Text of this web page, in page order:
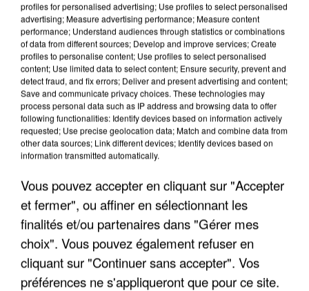
UNE TOURISTE DE L’OISE EMPORTÉE PAR UNE
COULÉE DE BOUE EN HAUTE-SAVOIE
profiles for personalised advertising; Use profiles to select personalised
advertising; Measure advertising performance; Measure content
performance; Understand audiences through statistics or combinations
of data from different sources; Develop and improve services; Create
profiles to personalise content; Use profiles to select personalised
content; Use limited data to select content; Ensure security, prevent and
detect fraud, and fix errors; Deliver and present advertising and content;
Save and communicate privacy choices. These technologies may
process personal data such as IP address and browsing data to offer
following functionalities: Identify devices based on information actively
requested; Use precise geolocation data; Match and combine data from
other data sources; Link different devices; Identify devices based on
information transmitted automatically.
Vous pouvez accepter en cliquant sur "Accepter
et fermer", ou affiner en sélectionnant les
finalités et/ou partenaires dans "Gérer mes
choix". Vous pouvez également refuser en
cliquant sur "Continuer sans accepter". Vos
préférences ne s'appliqueront que pour ce site.